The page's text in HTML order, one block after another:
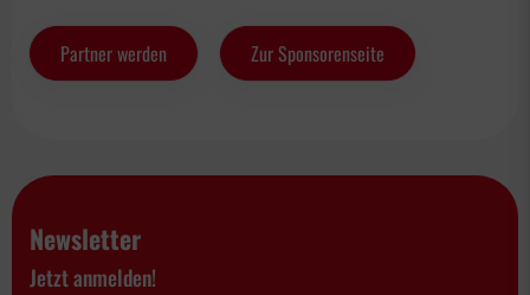
Partner werden Zur Sponsorenseite
Newsletter
Jetzt anmelden!